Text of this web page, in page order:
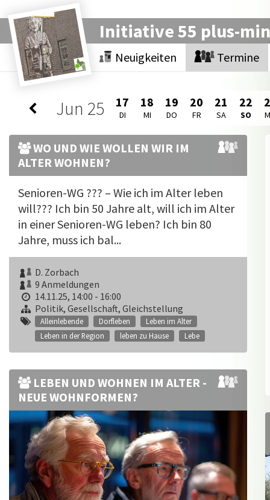
Initiative 55 plus-
Neuigkeiten Termine
Jun 25 17
DI
18
MI
19
DO
20
FR
21
SA
22
SO
WO UND WIE WOLLEN WIR IM
ALTER WOHNEN?
Senioren-WG ??? – Wie ich im Alter leben
will??? Ich bin 50 Jahre alt, will ich im Alter
in einer Senioren-WG leben? Ich bin 80
Jahre, muss ich bal...
D. Zorbach
9 Anmeldungen
14.11.25, 14:00 - 16:00
Politik, Gesellschaft, Gleichstellung
Alleinlebende Dorfleben
Leben im Alter
Leben in der Region
leben zu Hause Lebe
LEBEN UND WOHNEN IM ALTER -
NEUE WOHNFORMEN?